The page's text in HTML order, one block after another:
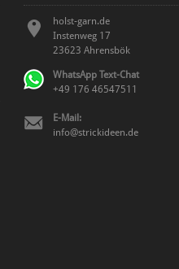
holst-garn.de
Instenweg 17
23623 Ahrensbök
WhatsApp Text-Chat
+49 176 46547511
E-Mail:
info@strickideen.de